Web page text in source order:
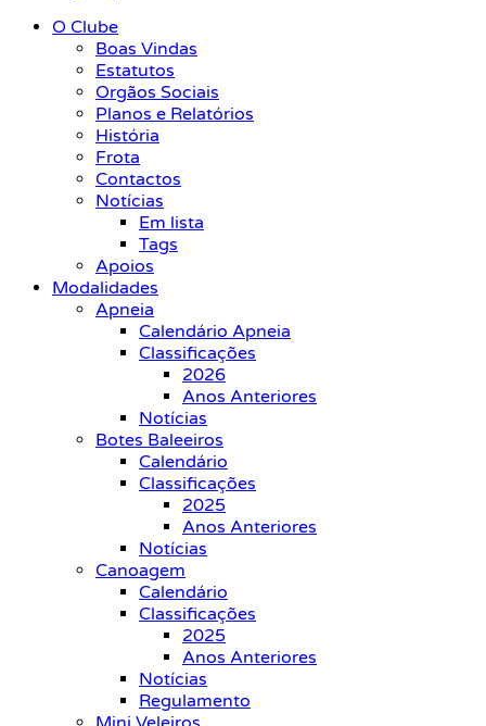
O Clube
Boas Vindas
Estatutos
Orgãos Sociais
Planos e Relatórios
História
Frota
Contactos
Notícias
Em lista
Tags
Apoios
Modalidades
Apneia
Calendário Apneia
Classificações
2026
Anos Anteriores
Notícias
Botes Baleeiros
Calendário
Classificações
2025
Anos Anteriores
Notícias
Canoagem
Calendário
Classificações
2025
Anos Anteriores
Notícias
Regulamento